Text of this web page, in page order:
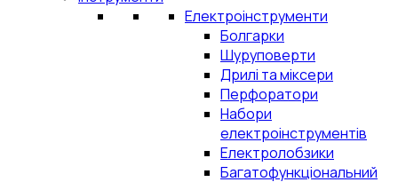
Електроінструменти
Болгарки
Шуруповерти
Дрилі та міксери
Перфоратори
Набори
електроінструментів
Електролобзики
Багатофункціональний